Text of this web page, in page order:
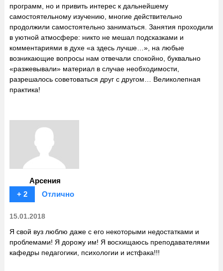
программ, но и привить интерес к дальнейшему
самостоятельному изучению, многие действительно
продолжили самостоятельно заниматься. Занятия проходили
в уютной атмосфере: никто не мешал подсказками и
комментариями в духе «а здесь лучше…», на любые
возникающие вопросы нам отвечали спокойно, буквально
«разжевывали» материал в случае необходимости,
разрешалось советоваться друг с другом… Великолепная
практика!
Арсения
+ 2
Отлично
15.01.2018
Я свой вуз люблю даже с его некоторыми недостатками и
проблемами! Я дорожу им! Я восхищаюсь преподавателями
кафедры педагогики, психологии и истфака!!!